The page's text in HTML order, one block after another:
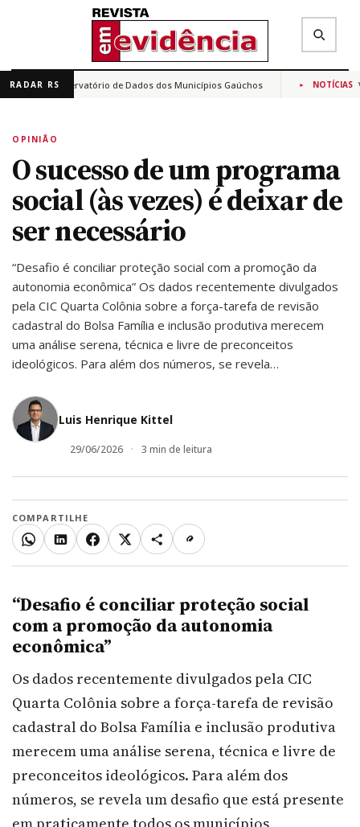
Buscar na Revista Em Evidência
RADAR RS
criar Observatório de Dados dos Municípios Gaúchos NOTÍCIAS
OPINIÃO
O sucesso de um programa
social (às vezes) é deixar de
ser necessário
“Desafio é conciliar proteção social com a promoção da
autonomia econômica” Os dados recentemente divulgados
pela CIC Quarta Colônia sobre a força-tarefa de revisão
cadastral do Bolsa Família e inclusão produtiva merecem
uma análise serena, técnica e livre de preconceitos
ideológicos. Para além dos números, se revela…
Luis Henrique Kittel
29/06/2026 3 min de leitura
COMPARTILHE
WhatsAppLinkedInFacebook
X Mais Copiar link
“Desafio é conciliar proteção social
com a promoção da autonomia
econômica”
Os dados recentemente divulgados pela CIC
Quarta Colônia sobre a força-tarefa de revisão
cadastral do Bolsa Família e inclusão produtiva
merecem uma análise serena, técnica e livre de
preconceitos ideológicos. Para além dos
números, se revela um desafio que está presente